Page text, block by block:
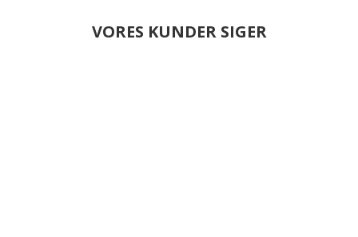
VORES KUNDER SIGER